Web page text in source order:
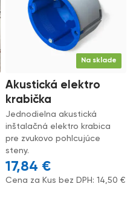
Na sklade
Akustická elektro
krabička
Jednodielna akustická
inštalačná elektro krabica
pre zvukovo pohlcujúce
steny.
17,84 €
Cena za Kus bez DPH:14,50€